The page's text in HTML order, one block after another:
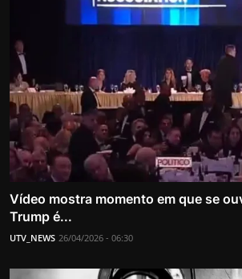
Vídeo mostra momento em que se
Trump é...
UTV_NEWS 26/04/2026 - 06:30